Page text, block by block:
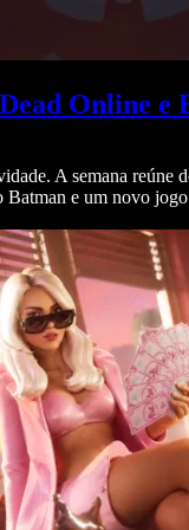
Online e
A semana
Batman e um novo